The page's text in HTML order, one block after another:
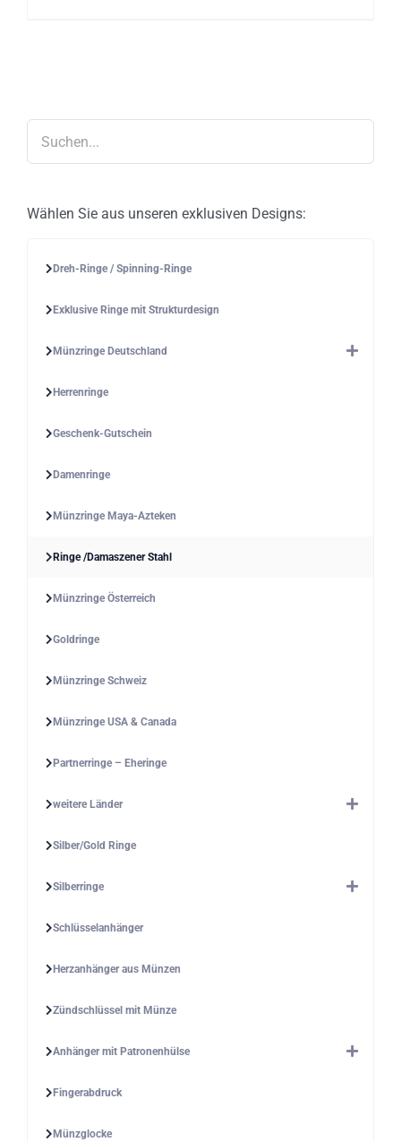
Produktseite
gewählt
Wählen Sie aus unseren exklusiven Designs:
Dreh-Ringe / Spinning-Ringe
Exklusive Ringe mit Strukturdesign
Münzringe Deutschland
Herrenringe
Geschenk-Gutschein
Damenringe
Münzringe Maya-Azteken
Ringe /Damaszener Stahl
Münzringe Österreich
Goldringe
Münzringe Schweiz
Münzringe USA & Canada
Partnerringe – Eheringe
weitere Länder
Silber/Gold Ringe
Silberringe
Schlüsselanhänger
Herzanhänger aus Münzen
Zündschlüssel mit Münze
Anhänger mit Patronenhülse
Fingerabdruck
Münzglocke